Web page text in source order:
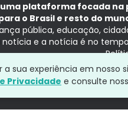
uma plataforma focada
o Brasil e resto do
pública, educação,
notícia e a notícia é no
a sua experiência em
Privacidade e consulte